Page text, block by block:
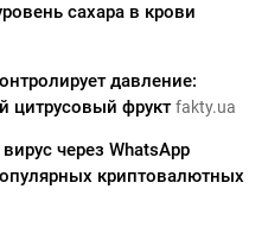
сахара в крови
давление:
цитрусовый фруктfakty.ua
через WhatsApp
криптовалютных